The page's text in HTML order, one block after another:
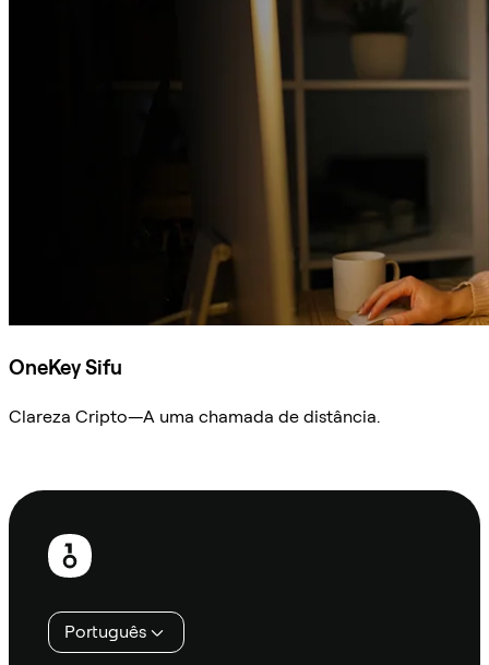
OneKey Sifu
Clareza Cripto—A uma chamada de distância.
Rodapé
Português